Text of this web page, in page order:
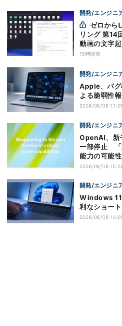
開発/エンジニ
リング 第14
動画の文字
15時間前
開発/エンジニ
Apple、バ
よる脆弱性
2026/08/08
開発/エンジニ
OpenAI、新
一部停止 「
能力の可能性
2026/08/08
開発/エンジニ
Windows 11
利なショー
2026/08/08